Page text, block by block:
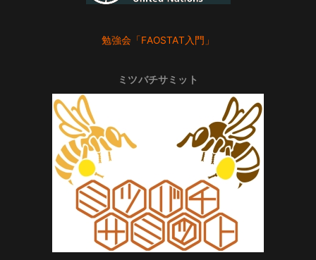
勉強会「FAOSTAT入門」
ミツバチサミット